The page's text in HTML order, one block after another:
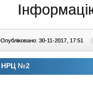
Опубліковано: 30-11-2017, 17:51 |
НРЦ №2